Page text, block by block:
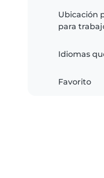
Ubicación
para
Idiomas
Favorito